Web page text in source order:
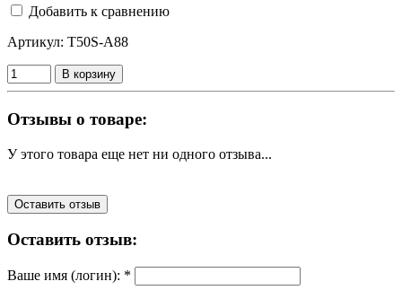
Добавить к сравнению
Артикул: T50S-A88
В корзину
Отзывы о товаре:
У этого товара еще нет ни одного отзыва...
Оставить отзыв
Оставить отзыв:
Ваше имя (логин): *